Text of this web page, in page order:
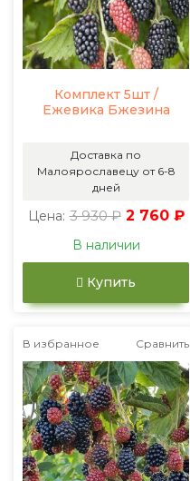
Комплект 5шт /
Ежевика Бжезина
Доставка по
Малоярославецу от 6-8
дней
Цена: 3 930 ₽ 2 760 ₽
В наличии
Купить
В избранное Сравнить